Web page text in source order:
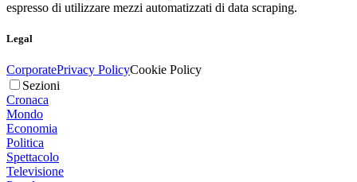
espresso di utilizzare mezzi automatizzati di data scraping.
Legal
CorporatePrivacy PolicyCookie Policy
Sezioni
Cronaca
Mondo
Economia
Politica
Spettacolo
Televisione